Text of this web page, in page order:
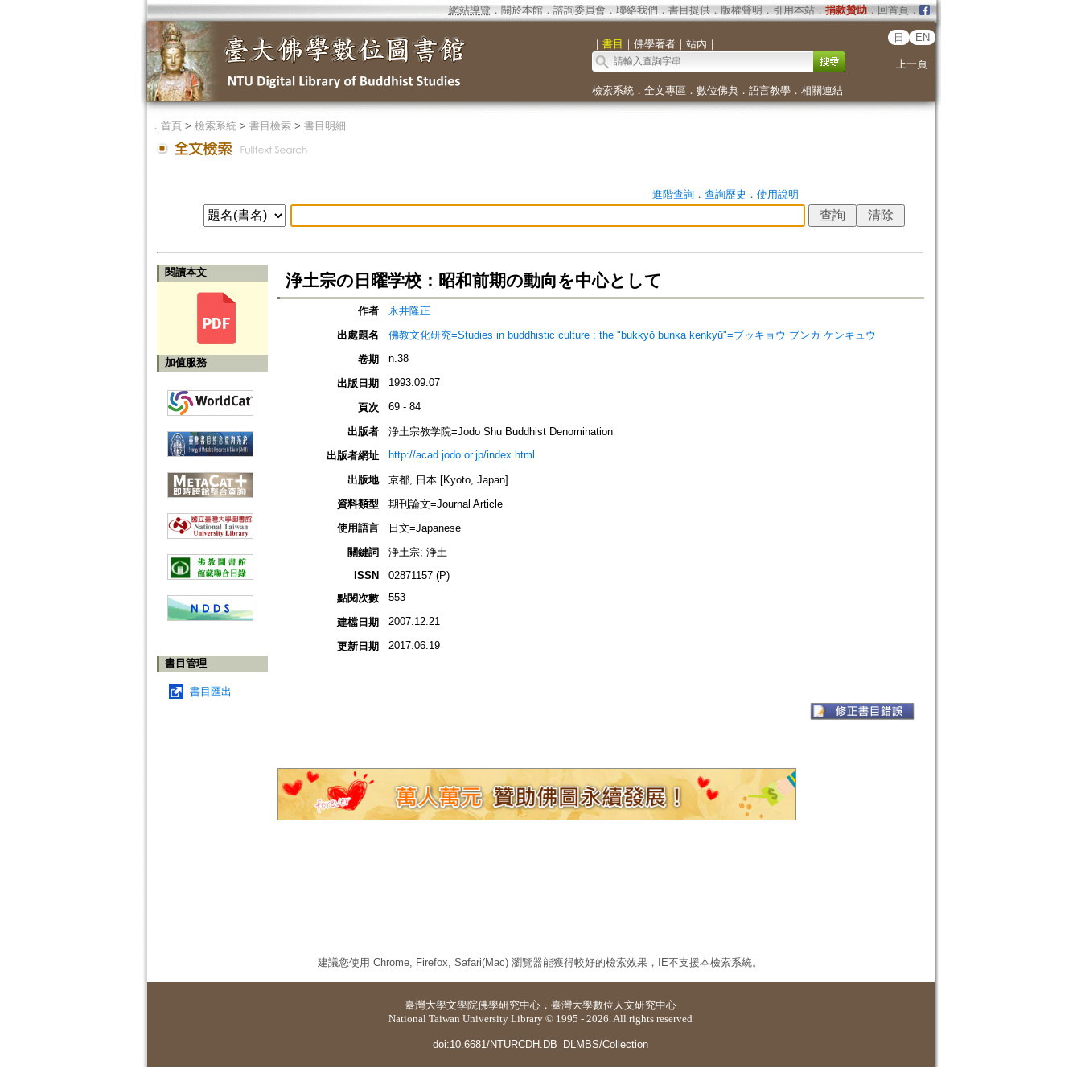
網站導覽 ． 關於本館． 諮詢委員會． 聯絡我們 ． 書目提供． 版權聲明 ． 引用本站． 捐款贊助．回首頁．
｜ 書目 ｜ 佛學著者｜ 站內 ｜
日 EN
上一頁
檢索系統． 全文專區 ． 數位佛典． 語言教學． 相關連結
． 首頁> 檢索系統> 書目檢索> 書目明細
進階查詢． 查詢歷史 ． 使用說明
閱讀本文
加值服務
書目管理
書目匯出
浄土宗の日曜学校：昭和前期の動向を中心として
作者
永井隆正
出處題名
佛教文化研究=Studies in buddhistic culture : the "bukkyō bunka kenkyū"=ブッキョウ ブンカ ケンキュウ
卷期
n.38
出版日期 1993.09.07
頁次 69 - 84
出版者
浄土宗教学院=Jodo Shu Buddhist Denomination
出版者網址
http://acad.jodo.or.jp/index.html
出版地
京都, 日本 [Kyoto, Japan]
資料類型
期刊論文=Journal Article
使用語言
日文=Japanese
關鍵詞
浄土宗; 浄土
ISSN
02871157 (P)
點閱次數
553
建檔日期 2007.12.21
更新日期 2017.06.19
建議您使用 Chrome, Firefox, Safari(Mac) 瀏覽器能獲得較好的檢索效果，IE不支援本檢索系統。
臺灣大學文學院佛學研究中心 ． 臺灣大學數位人文研究中心
National Taiwan University Library © 1995 - 2026. All rights reserved
doi:10.6681/NTURCDH.DB_DLMBS/Collection